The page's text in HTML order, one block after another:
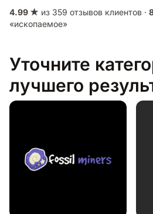
4.99 ★ из 359 отзывов клиентов ·
«ископаемое»
Уточните
лучшего